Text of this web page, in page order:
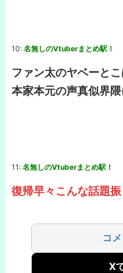
10: 名無しのVtuberまとめ駅！
ファン太のヤベーとこ
本家本元の声真似界
11: 名無しのVtuberまとめ駅！
復帰早々こんな話題
コ
X